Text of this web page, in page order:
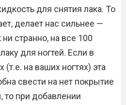
для снятия лака. То
делает нас сильнее —
ни странно, на все 100
для ногтей. Если в
(т.е. на ваших ногтях) эта
свести на нет покрытие
при добавлении